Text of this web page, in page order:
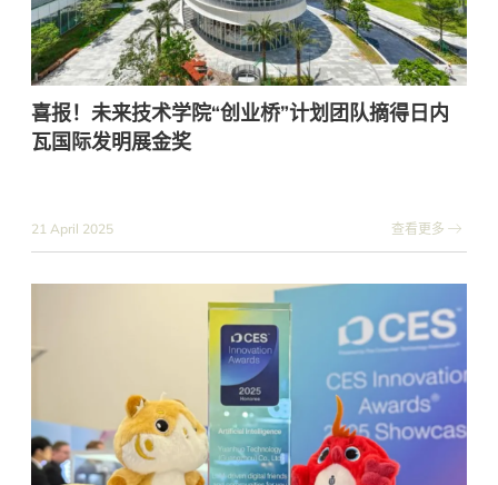
喜报！未来技术学院“创业桥”计划团队摘得日内
瓦国际发明展金奖
21 April 2025 查看更多